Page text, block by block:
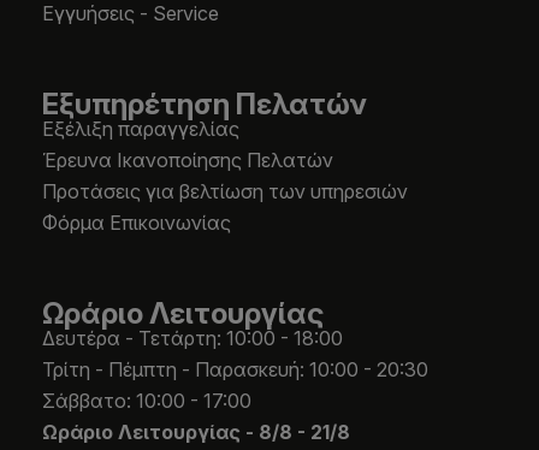
Εγγυήσεις - Service
Εξυπηρέτηση Πελατών
Εξέλιξη παραγγελίας
Έρευνα Ικανοποίησης Πελατών
Προτάσεις για βελτίωση των υπηρεσιών
Φόρμα Επικοινωνίας
Ωράριο Λειτουργίας
Δευτέρα - Τετάρτη: 10:00 - 18:00
Τρίτη - Πέμπτη - Παρασκευή: 10:00 - 20:30
Σάββατο: 10:00 - 17:00
Ωράριο Λειτουργίας - 8/8 - 21/8